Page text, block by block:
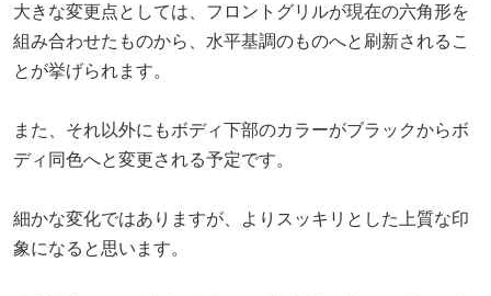
大きな変更点としては、フロントグリルが現在の六角形を
組み合わせたものから、水平基調のものへと刷新されるこ
とが挙げられます。
また、それ以外にもボディ下部のカラーがブラックからボ
ディ同色へと変更される予定です。
細かな変化ではありますが、よりスッキリとした上質な印
象になると思います。